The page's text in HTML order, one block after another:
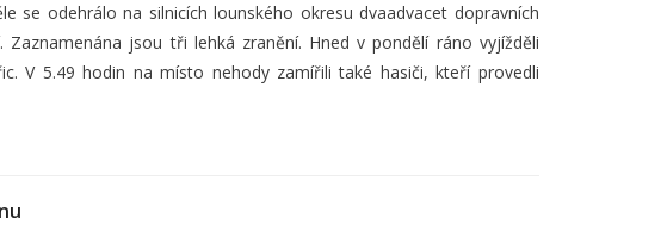
se odehrálo na silnicích lounského okresu dvaadvacet dopravních
jsou tři lehká zranění. Hned v pondělí ráno vyjížděli
V 5.49 hodin na místo nehody zamířili také hasiči, kteří provedli